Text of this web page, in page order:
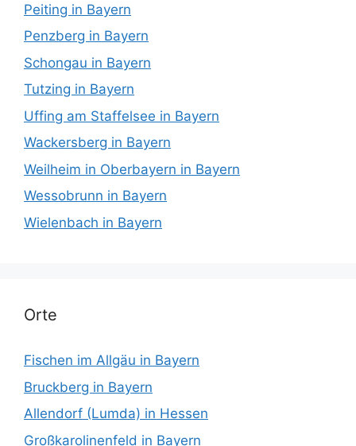
Peiting in Bayern
Penzberg in Bayern
Schongau in Bayern
Tutzing in Bayern
Uffing am Staffelsee in Bayern
Wackersberg in Bayern
Weilheim in Oberbayern in Bayern
Wessobrunn in Bayern
Wielenbach in Bayern
Orte
Fischen im Allgäu in Bayern
Bruckberg in Bayern
Allendorf (Lumda) in Hessen
Großkarolinenfeld in Bayern